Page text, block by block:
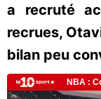
a recruté
recrues,
bilan peu